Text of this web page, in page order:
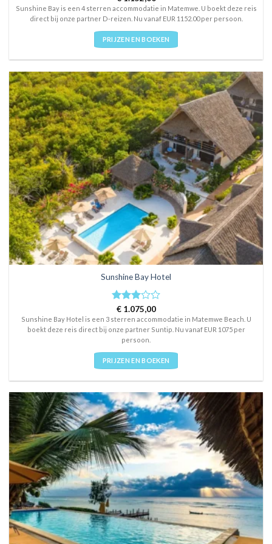
out of 5
Sunshine Bay is een 4 sterren accommodatie in Matemwe. U boekt deze reis
direct bij onze partner D-reizen. Nu vanaf EUR 1152.00 per persoon.
PRIJZEN EN BOEKEN
Sunshine Bay Hotel
Rated
3out
of 5
€1.075,00
Sunshine Bay Hotel is een 3 sterren accommodatie in Matemwe Beach. U
boekt deze reis direct bij onze partner Suntip. Nu vanaf EUR 1075 per
persoon.
PRIJZEN EN BOEKEN